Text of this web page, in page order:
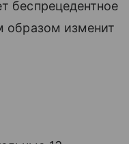
беспрецедентное
образом изменит